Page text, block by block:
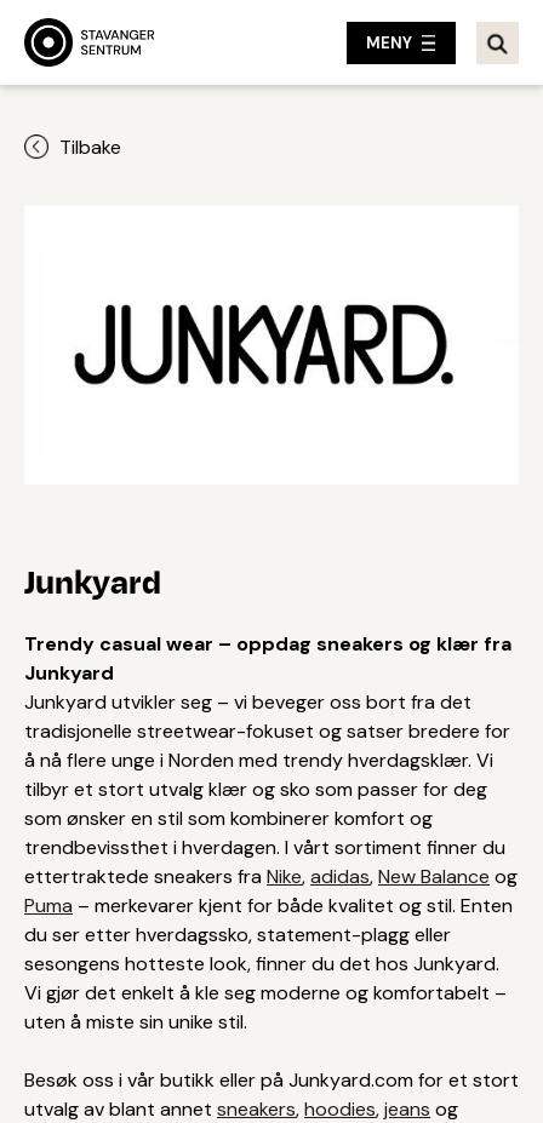
MENY
Tilbake
Junkyard
Trendy casual wear – oppdag sneakers og klær fra
Junkyard
Junkyard utvikler seg – vi beveger oss bort fra det
tradisjonelle streetwear-fokuset og satser bredere for
å nå flere unge i Norden med trendy hverdagsklær. Vi
tilbyr et stort utvalg klær og sko som passer for deg
som ønsker en stil som kombinerer komfort og
trendbevissthet i hverdagen. I vårt sortiment finner du
ettertraktede sneakers fraNike,adidas,New Balance og
Puma – merkevarer kjent for både kvalitet og stil. Enten
du ser etter hverdagssko, statement-plagg eller
sesongens hotteste look, finner du det hos Junkyard.
Vi gjør det enkelt å kle seg moderne og komfortabelt –
uten å miste sin unike stil.
Besøk oss i vår butikk eller på Junkyard.com for et stort
utvalg av blant annet sneakers,hoodies,jeans og